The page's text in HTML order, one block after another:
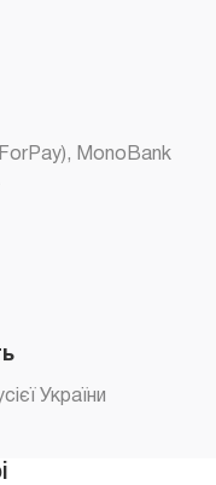
MonoBank
України